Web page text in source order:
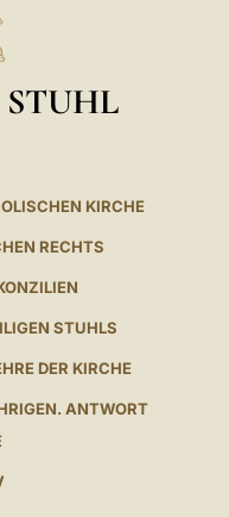
KIRCHE
RECHTS
STUHLS
DER KIRCHE
ANTWORT